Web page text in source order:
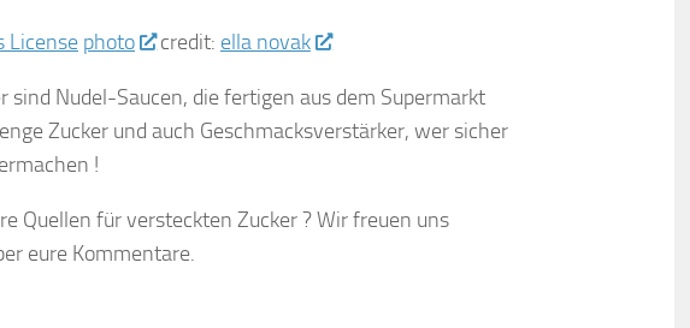
photo credit: ella novak
sind Nudel-Saucen, die fertigen aus dem Supermarkt
Zucker und auch Geschmacksverstärker, wer sicher
!
Quellen für versteckten Zucker ? Wir freuen uns
eure Kommentare.